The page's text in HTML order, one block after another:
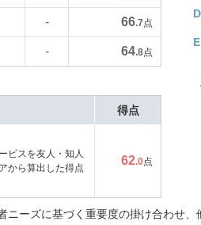
- 66.7点
- 64.8点
D
E
得点
ビスを友人・知人
から算出した得点
62.0点
ーズに基づく重要度の掛け合わせ、